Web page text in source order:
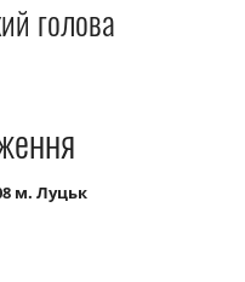
голова
м. Луцьк